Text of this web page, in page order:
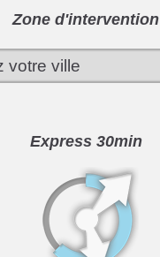
Zone d'intervention
Express 30min